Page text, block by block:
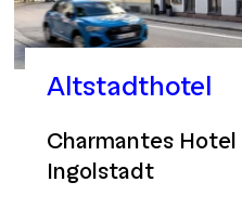
Altstadthotel
Charmantes Hotel
Ingolstadt